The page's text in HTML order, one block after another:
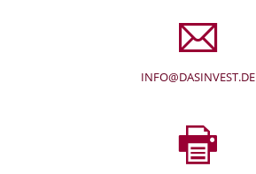
INFO@DASINVEST.DE